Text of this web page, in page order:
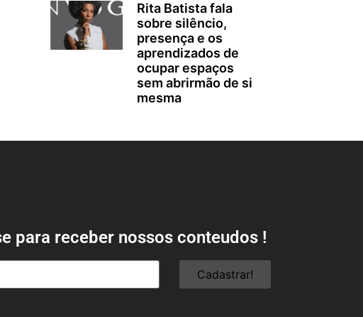
Rita Batista fala
sobre silêncio,
presença e os
aprendizados de
ocupar espaços
sem abrirmão de si
mesma
para receber nossos conteudos !
Cadastrar!